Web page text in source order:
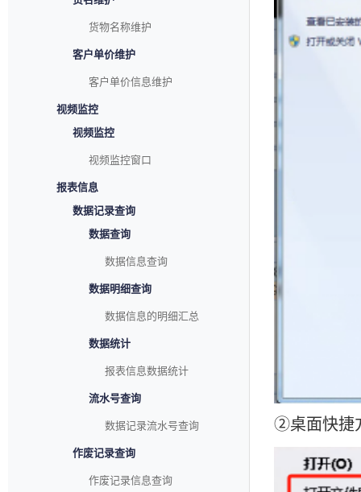
货物名称维护
客户单价维护
客户单价信息维护
视频监控
视频监控
视频监控窗口
报表信息
数据记录查询
数据查询
数据信息查询
数据明细查询
数据信息的明细汇总
数据统计
报表信息数据统计
流水号查询
数据记录流水号查询
作废记录查询
作废记录信息查询
②桌面快捷